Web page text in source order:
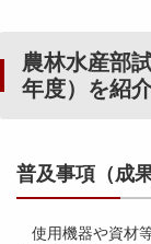
農林水産部
年度）を紹
普及事項（成
使用機器や資材